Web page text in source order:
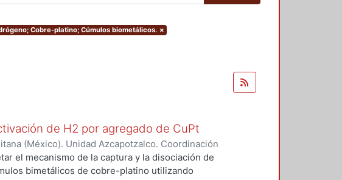
Cobre-platino; Cúmulos biometálicos. ×
de H2 por agregado de CuPt
(México). Unidad Azcapotzalco. Coordinación
03 )ANGUIANO GARCIA, ALFONSO
el mecanismo de la captura y la disociación de
bimetálicos de cobre-platino utilizando